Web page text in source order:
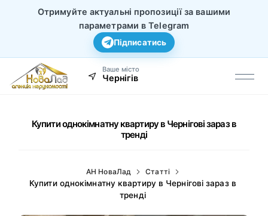
Отримуйте актуальні пропозиції за вашими
параметрами в Telegram
Підписатись
Ваше місто
Чернігів
Купити однокімнатну квартиру в Чернігові зараз в
тренді
АН НоваЛад Статті
Купити однокімнатну квартиру в Чернігові зараз в
тренді